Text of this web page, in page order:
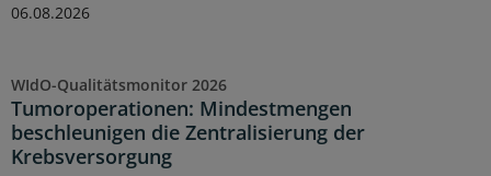
06.08.2026
WIdO-Qualitätsmonitor 2026
Tumoroperationen: Mindestmengen
beschleunigen die Zentralisierung der
Krebsversorgung